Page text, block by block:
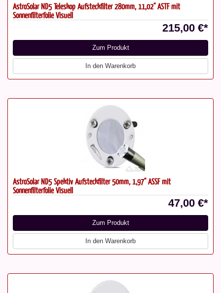
AstroSolar ND5 Teleskop Aufsteckfilter 280mm, 11,02" ASTF mit
Sonnenfilterfolie Visuell
215,00 €*
Zum Produkt
In den Warenkorb
AstroSolar ND5 Spektiv Aufsteckfilter 50mm, 1,97" ASSF mit
Sonnenfilterfolie Visuell
47,00 €*
Zum Produkt
In den Warenkorb